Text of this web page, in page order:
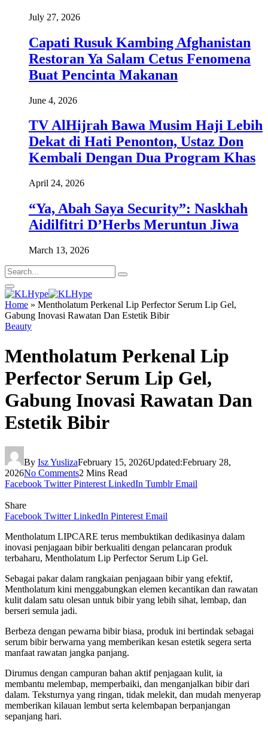
July 27, 2026
Capati Rusuk Kambing Afghanistan
Restoran Ya Salam Cetus Fenomena
Buat Pencinta Makanan
June 4, 2026
TV AlHijrah Bawa Musim Haji Lebih
Dekat di Hati Penonton, Ustaz Don
Kembali Dengan Dua Program Khas
April 24, 2026
“Ya, Abah Saya Security”: Naskhah
Aidilfitri D’Herbs Meruntun Jiwa
March 13, 2026
Home » Mentholatum Perkenal Lip Perfector Serum Lip Gel,
Gabung Inovasi Rawatan Dan Estetik Bibir
Beauty
Mentholatum Perkenal Lip
Perfector Serum Lip Gel,
Gabung Inovasi Rawatan Dan
Estetik Bibir
By Isz YuslizaFebruary 15, 2026Updated:February 28,
2026No Comments2 Mins Read
Facebook Twitter Pinterest LinkedIn Tumblr Email
Share
Facebook Twitter LinkedIn Pinterest Email
Mentholatum LIPCARE terus membuktikan dedikasinya dalam
inovasi penjagaan bibir berkualiti dengan pelancaran produk
terbaharu, Mentholatum Lip Perfector Serum Lip Gel.
Sebagai pakar dalam rangkaian penjagaan bibir yang efektif,
Mentholatum kini menggabungkan elemen kecantikan dan rawatan
kulit dalam satu olesan untuk bibir yang lebih sihat, lembap, dan
berseri semula jadi.
Berbeza dengan pewarna bibir biasa, produk ini bertindak sebagai
serum bibir berwarna yang memberikan kesan estetik segera serta
manfaat rawatan jangka panjang.
Dirumus dengan campuran bahan aktif penjagaan kulit, ia
membantu melembap, memperbaiki, dan menganjalkan bibir dari
dalam. Teksturnya yang ringan, tidak melekit, dan mudah menyerap
memberikan kilauan lembut serta kelembapan berpanjangan
sepanjang hari.